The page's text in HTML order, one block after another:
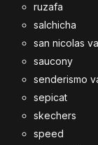
ruzafa
salchicha
san nicolas
saucony
senderismo
sepicat
skechers
speed